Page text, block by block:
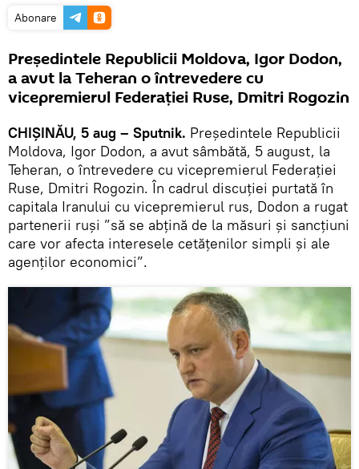
Abonare
Președintele Republicii Moldova, Igor Dodon,
a avut la Teheran o întrevedere cu
vicepremierul Federației Ruse, Dmitri Rogozin
CHIȘINĂU, 5 aug – Sputnik. Președintele Republicii
Moldova, Igor Dodon, a avut sâmbătă, 5 august, la
Teheran, o întrevedere cu vicepremierul Federației
Ruse, Dmitri Rogozin. În cadrul discuției purtată în
capitala Iranului cu vicepremierul rus, Dodon a rugat
partenerii ruși ”să se abțină de la măsuri și sancțiuni
care vor afecta interesele cetățenilor simpli și ale
agenților economici”.